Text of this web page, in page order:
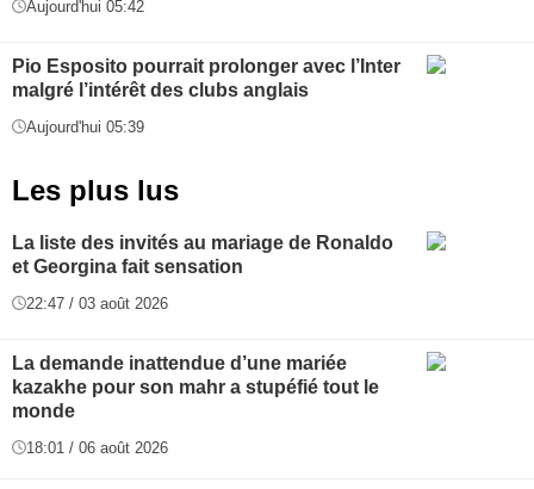
Aujourd'hui 05:42
Pio Esposito pourrait prolonger avec l’Inter
malgré l’intérêt des clubs anglais
Aujourd'hui 05:39
Les plus lus
La liste des invités au mariage de Ronaldo
et Georgina fait sensation
22:47 / 03 août 2026
La demande inattendue d’une mariée
kazakhe pour son mahr a stupéfié tout le
monde
18:01 / 06 août 2026